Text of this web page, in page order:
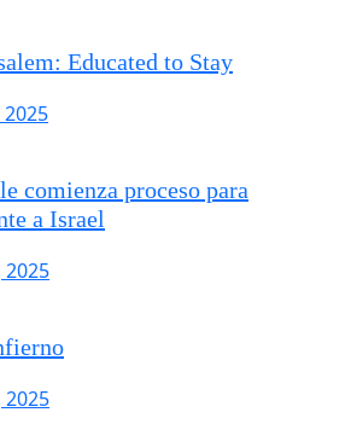
Educated to Stay
2025
comienza proceso para
a Israel
2025
2025